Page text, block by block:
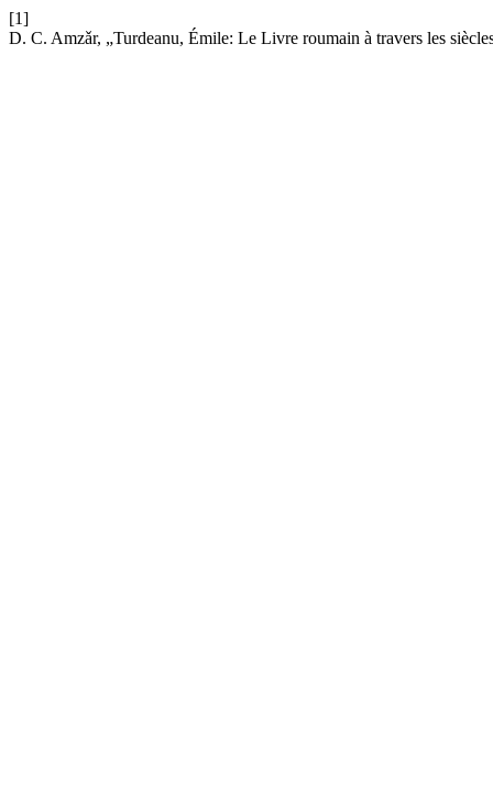
[1]
D. C. Amzǎr, „Turdeanu, Émile: Le Livre roumain à travers les